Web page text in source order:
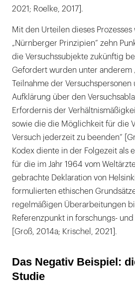
2021; Roelke, 2017].
Mit den Urteilen dieses
„Nürnberger Prinzipien“ zehn
die Versuchssubjekte zukünftig
Gefordert wurden unter anderem
Teilnahme der
Aufklärung über den
Erfordernis der
sowie die die Möglichkeit für die
Versuch jederzeit zu beenden“
Kodex diente in der Folgezeit als
für die im Jahr 1964 vom
gebrachte Deklaration von
formulierten ethischen
regelmäßigen Überarbeitungen
Referenzpunkt in forschungs-
[Groß, 2014a; Krischel, 2021].
Das Negativ Beispiel:
Studie